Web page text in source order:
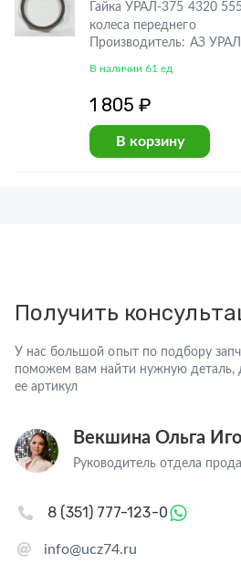
Гайка УРАЛ-375 4320
колеса переднего
Производитель: АЗ УРАЛ
В наличии 61 ед
1 805 ₽
В корзину
Получить
У нас большой опыт по подбору
поможем вам найти нужную деталь,
ее артикул
Векшина Ольга
Руководитель отдела
info@ucz74.ru
8 (351) 777-123-0